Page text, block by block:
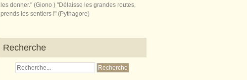
les donner." (Giono ) "Délaisse les grandes routes,
prends les sentiers !" (Pythagore)
Recherche